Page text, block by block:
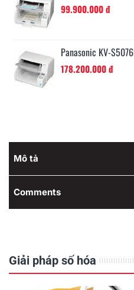
99.900.000 đ
Panasonic KV-
178.200.000 đ
Mô tả
Comments
Giải pháp số hóa